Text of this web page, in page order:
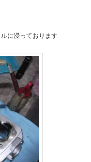
に浸っております